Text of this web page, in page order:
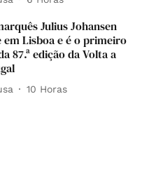
Julius Johansen
em Lisboa e é o primeiro
87.ª edição da Volta a
10 Horas